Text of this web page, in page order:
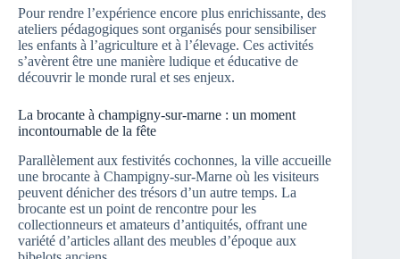
Pour rendre l’expérience encore plus enrichissante, des
ateliers pédagogiques sont organisés pour sensibiliser
les enfants à l’agriculture et à l’élevage. Ces activités
s’avèrent être une manière ludique et éducative de
découvrir le monde rural et ses enjeux.
La brocante à champigny-sur-marne : un moment
incontournable de la fête
Parallèlement aux festivités cochonnes, la ville accueille
une brocante à Champigny-sur-Marne où les visiteurs
peuvent dénicher des trésors d’un autre temps. La
brocante est un point de rencontre pour les
collectionneurs et amateurs d’antiquités, offrant une
variété d’articles allant des meubles d’époque aux